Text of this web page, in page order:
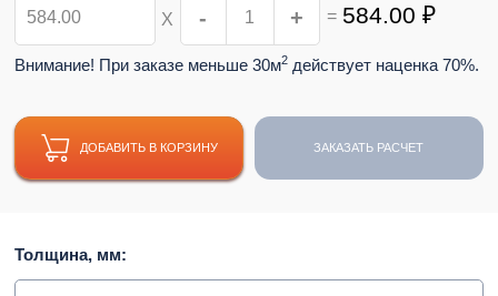
Х - + = 584.00 ₽
Внимание! При заказе меньше 30м2 действует наценка 70%.
ДОБАВИТЬ В КОРЗИНУ ЗАКАЗАТЬ РАСЧЕТ
Толщина, мм: